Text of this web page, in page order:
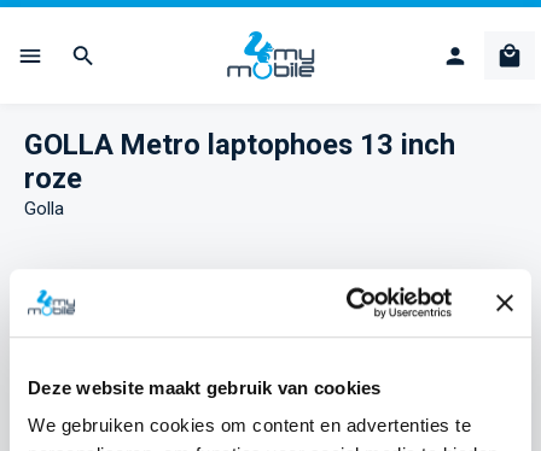
Deze website maakt gebruik van cookies
We gebruiken cookies om content en advertenties te
GOLLA Metro laptophoes 13 inch
roze
Golla